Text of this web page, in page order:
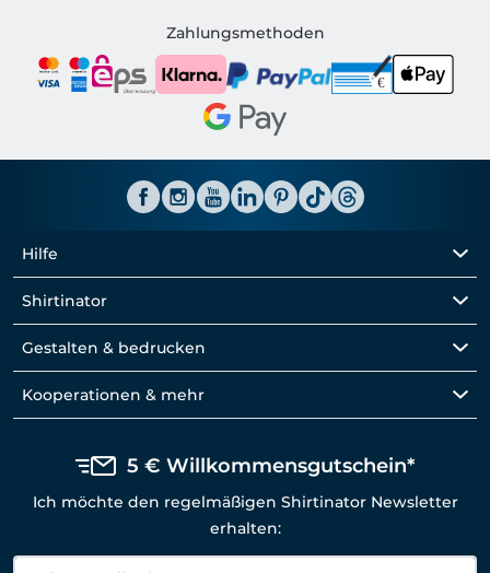
Shirtinator AT
Zahlungsmethoden
Hilfe
Shirtinator
Gestalten & bedrucken
Kooperationen & mehr
5 € Willkommensgutschein*
Ich möchte den regelmäßigen Shirtinator Newsletter
erhalten: